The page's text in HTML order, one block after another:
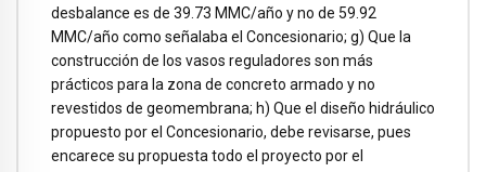
desbalance es de 39.73 MMC/año y no de 59.92
MMC/año como señalaba el Concesionario; g) Que la
construcción de los vasos reguladores son más
prácticos para la zona de concreto armado y no
revestidos de geomembrana; h) Que el diseño hidráulico
propuesto por el Concesionario, debe revisarse, pues
encarece su propuesta todo el proyecto por el